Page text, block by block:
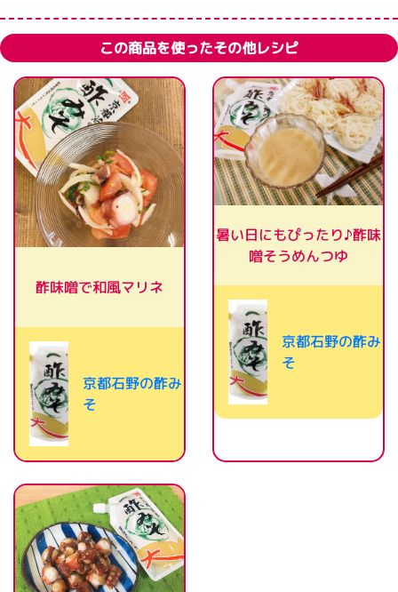
この商品を使ったその他レシピ
酢味噌で和風マリネ
京都石野の酢み
そ
暑い日にもぴったり♪酢味
噌そうめんつゆ
京都石野の酢み
そ